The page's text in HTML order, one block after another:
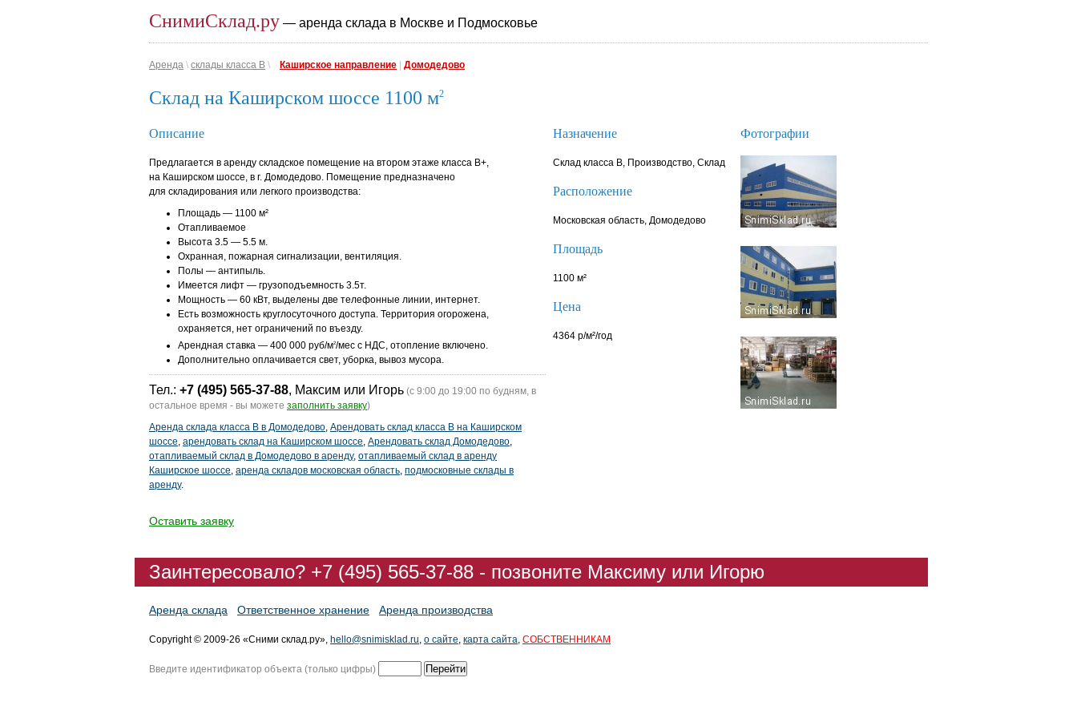
СнимиСклад.ру — аренда склада в Москве и Подмосковье
Аренда \ склады класса B \ Каширское направление Домодедово
Склад на Каширском шоссе 1100 м2
Описание
Предлагается в аренду складское помещение на втором этаже класса В+,
на Каширском шоссе, в г. Домодедово. Помещение предназначено
для складирования или легкого производства:
Площадь — 1100 м²
Отапливаемое
Высота 3.5 — 5.5 м.
Охранная, пожарная сигнализации, вентиляция.
Полы — антипыль.
Имеется лифт — грузоподъемность 3.5т.
Мощность — 60 кВт, выделены две телефонные линии, интернет.
Есть возможность круглосуточного доступа. Территория огорожена,
охраняется, нет ограничений по въезду.
Арендная ставка — 400 000 руб/м2/мес с НДС, отопление включено.
Дополнительно оплачивается свет, уборка, вывоз мусора.
Тел.: +7 (495) 565-37-88, Максим или Игорь (с 9:00 до 19:00 по будням, в
остальное время - вы можете заполнить заявку)
Аренда склада класса В в Домодедово, Арендовать склад класса В на Каширском
шоссе, арендовать склад на Каширском шоссе, Арендовать склад Домодедово,
отапливаемый склад в Домодедово в аренду, отапливаемый склад в аренду
Каширское шоссе, аренда складов московская область, подмосковные склады в
аренду.
Оставить заявку
Назначение
Склад класса B, Производство, Склад
Расположение
Московская область, Домодедово
Площадь
1100 м²
Цена
4364 р/м²/год
Фотографии
Заинтересовало? +7 (495) 565-37-88 - позвоните Максиму или Игорю
Аренда склада Ответственное хранение Аренда производства
Copyright © 2009-26 «Сними склад.ру», hello@snimisklad.ru, о сайте, карта сайта, СОБСТВЕННИКАМ
Введите идентификатор объекта (только цифры)